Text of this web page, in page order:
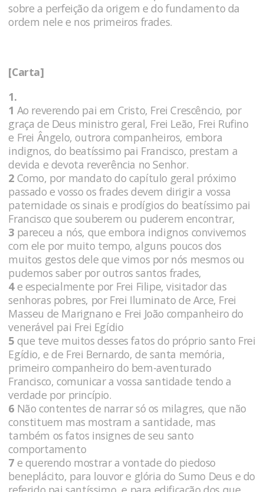
sobre a perfeição da origem e do fundamento da
ordem nele e nos primeiros frades.
[Carta]
1.
1 Ao reverendo pai em Cristo, Frei Crescêncio, por
graça de Deus ministro geral, Frei Leão, Frei Rufino
e Frei Ângelo, outrora companheiros, embora
indignos, do beatíssimo pai Francisco, prestam a
devida e devota reverência no Senhor.
2 Como, por mandato do capítulo geral próximo
passado e vosso os frades devem dirigir a vossa
paternidade os sinais e prodígios do beatíssimo pai
Francisco que souberem ou puderem encontrar,
3 pareceu a nós, que embora indignos convivemos
com ele por muito tempo, alguns poucos dos
muitos gestos dele que vimos por nós mesmos ou
pudemos saber por outros santos frades,
4e especialmente por Frei Filipe, visitador das
senhoras pobres, por Frei Iluminato de Arce, Frei
Masseu de Marignano e Frei João companheiro do
venerável pai Frei Egídio
5 que teve muitos desses fatos do próprio santo Frei
Egídio, e de Frei Bernardo, de santa memória,
primeiro companheiro do bem-aventurado
Francisco, comunicar a vossa santidade tendo a
verdade por princípio.
6 Não contentes de narrar só os milagres, que não
constituem mas mostram a santidade, mas
também os fatos insignes de seu santo
comportamento
7 e querendo mostrar a vontade do piedoso
beneplácito, para louvor e glória do Sumo Deus e do